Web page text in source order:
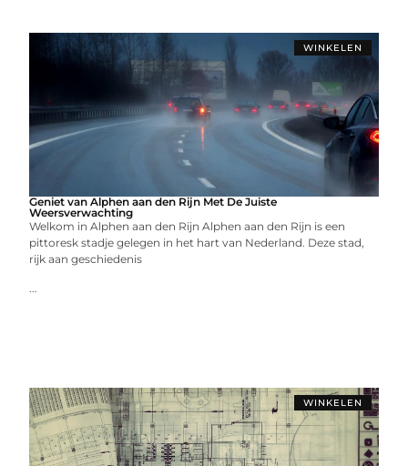
WINKELEN
Geniet van Alphen aan den Rijn Met De Juiste
Weersverwachting
Welkom in Alphen aan den Rijn Alphen aan den Rijn is een
pittoresk stadje gelegen in het hart van Nederland. Deze stad,
rijk aan geschiedenis
...
WINKELEN